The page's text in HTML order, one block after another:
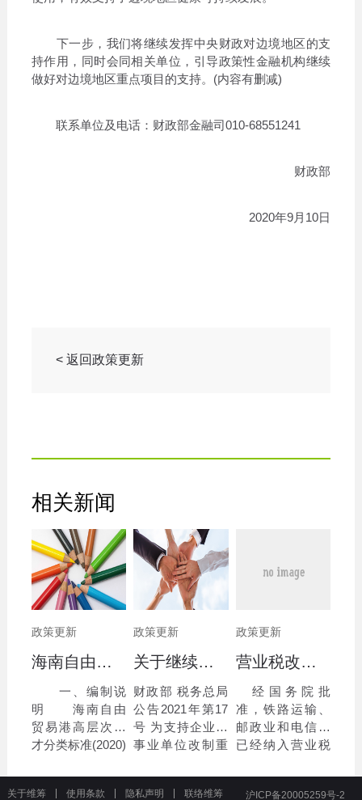
下一步，我们将继续发挥中央财政对边境地区的支
持作用，同时会同相关单位，引导政策性金融机构继续
做好对边境地区重点项目的支持。(内容有删减)
联系单位及电话：财政部金融司010-68551241
财政部
2020年9月10日
< 返回政策更新
相关新闻
政策更新
海南自由贸易港高层次人才分类标准(2020)
一、编制说
明 海南自由
贸易港高层次人
才分类标准(2020)
人才发展局依据
政策更新
关于继续执行企业 事业单位改制重组有关契税政策的公告
财政部 税务总局
公告2021年第17
号 为支持企业、
事业单位改制重
境，现就继续执
政策更新
营业税改征增值税跨境应税服务 增值税免税管理办法（试行）
经国务院批
准，铁路运输、
邮政业和电信业
已经纳入营业税
点。为了规范和
关于维筹 使用条款 隐私声明 联络维筹 沪ICP备20005259号-2